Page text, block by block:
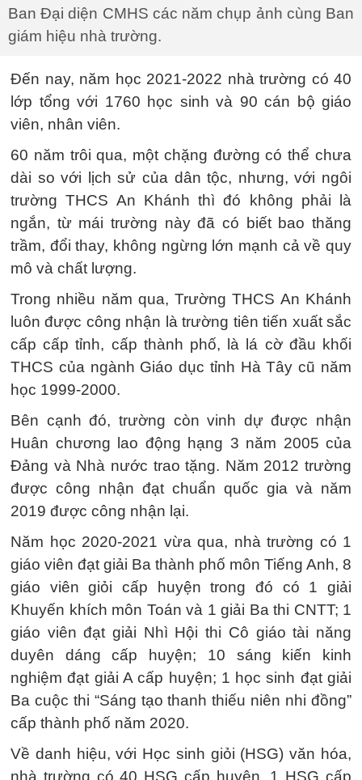
Ban Đại diện CMHS các năm chụp ảnh cùng Ban
giám hiệu nhà trường.
Đến nay, năm học 2021-2022 nhà trường có 40
lớp tổng với 1760 học sinh và 90 cán bộ giáo
viên, nhân viên.
60 năm trôi qua, một chặng đường có thể chưa
dài so với lịch sử của dân tộc, nhưng, với ngôi
trường THCS An Khánh thì đó không phải là
ngắn, từ mái trường này đã có biết bao thăng
trầm, đổi thay, không ngừng lớn mạnh cả về quy
mô và chất lượng.
Trong nhiều năm qua, Trường THCS An Khánh
luôn được công nhận là trường tiên tiến xuất sắc
cấp cấp tỉnh, cấp thành phố, là lá cờ đầu khối
THCS của ngành Giáo dục tỉnh Hà Tây cũ năm
học 1999-2000.
Bên cạnh đó, trường còn vinh dự được nhận
Huân chương lao động hạng 3 năm 2005 của
Đảng và Nhà nước trao tặng. Năm 2012 trường
được công nhận đạt chuẩn quốc gia và năm
2019 được công nhận lại.
Năm học 2020-2021 vừa qua, nhà trường có 1
giáo viên đạt giải Ba thành phố môn Tiếng Anh, 8
giáo viên giỏi cấp huyện trong đó có 1 giải
Khuyến khích môn Toán và 1 giải Ba thi CNTT; 1
giáo viên đạt giải Nhì Hội thi Cô giáo tài năng
duyên dáng cấp huyện; 10 sáng kiến kinh
nghiệm đạt giải A cấp huyện; 1 học sinh đạt giải
Ba cuộc thi “Sáng tạo thanh thiếu niên nhi đồng”
cấp thành phố năm 2020.
Về danh hiệu, với Học sinh giỏi (HSG) văn hóa,
nhà trường có 40 HSG cấp huyện, 1 HSG cấp